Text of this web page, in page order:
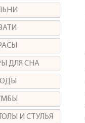
ДЛЯ СНА
И СТУЛЬЯ